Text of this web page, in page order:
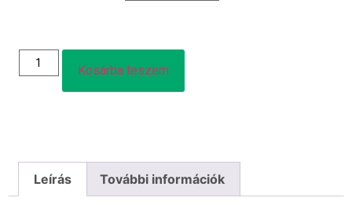
Kosárba teszem
Leírás További információk